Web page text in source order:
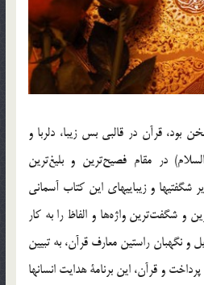
بود، قرآن‌ در قالبي‌ بس‌ زيبا، دلربا و
در مقام‌ فصيح‌ترين‌ و بليغ‌ترين‌
و زيباييهاي‌ اين‌ كتاب‌ آسماني‌
و شگفت‌ترين‌ واژه‌ها و الفاظ‌ را به‌ كار
نگهبان‌ راستين‌ معارف‌ قرآن‌، به‌ تبيين‌
و قرآن‌، اين‌ برنامة‌ هدايت‌ انسانها